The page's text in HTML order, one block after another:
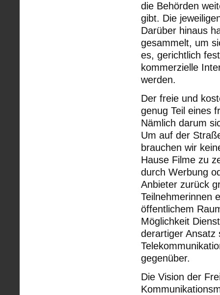
die Behörden
gibt. Die
Darüber hinaus
gesammelt, um
es, gerichtlich
kommerzielle
werden.
Der freie und
genug Teil eines
Nämlich darum
Um auf der
brauchen wir
Hause Filme zu
durch Werbung
Anbieter zurück
Teilnehmerinnen
öffentlichem
Möglichkeit
derartiger Ansatz
gegenüber.
Die Vision der